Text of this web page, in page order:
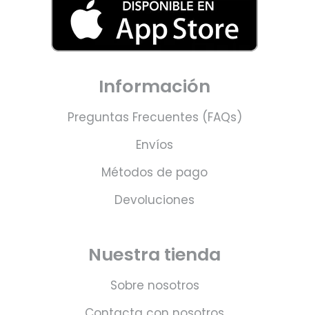
Información
Preguntas Frecuentes (FAQs)
Envíos
Métodos de pago
Devoluciones
Nuestra tienda
Sobre nosotros